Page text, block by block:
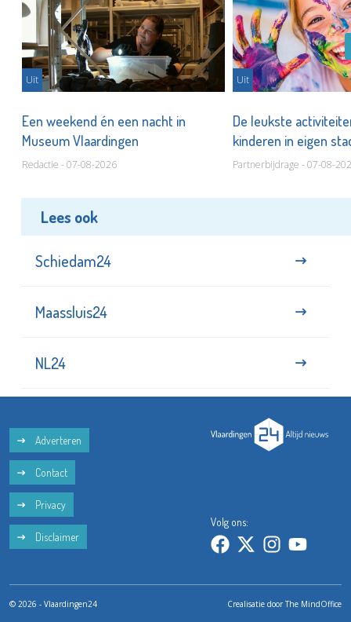
Uit
Een weekend én een nacht in
Museum Vlaardingen
Redactie - 07-08-2026
Uit
De leukste
kinderen in eigen
Partnerbijdrage - 07-08-
Lees ook
Schiedam24
Maassluis24
NL24
Adverteren
Contact
Privacy
Disclaimer
Volg ons:
© 2026 - Vlaardingen24 Crealisatie doorThe MindOffice